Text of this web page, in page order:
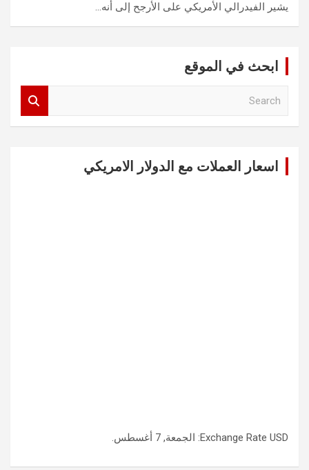
يشير الفيدرالي الأمريكي على الأرجح إلى أنه…
ابحث في الموقع
اسعار العملات مع الدولار الامريكي
Exchange Rate USD : الجمعة, 7 أغسطس.